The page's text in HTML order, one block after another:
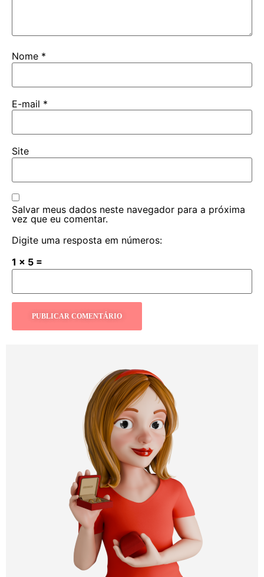
Nome *
E-mail *
Site
Salvar meus dados neste navegador para a próxima
vez que eu comentar.
Digite uma resposta em números:
1 × 5 =